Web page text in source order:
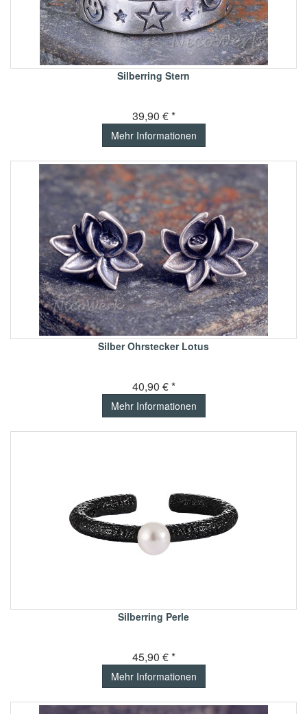
Silberring Stern
39,90 € *
Mehr Informationen
Silber Ohrstecker Lotus
40,90 € *
Mehr Informationen
Silberring Perle
45,90 € *
Mehr Informationen